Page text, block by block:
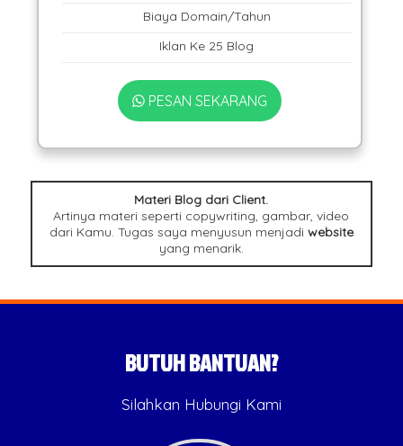
Biaya Domain/Tahun
Iklan Ke 25 Blog
PESAN SEKARANG
Materi Blog dari Client.
Artinya materi seperti copywriting, gambar, video
dari Kamu. Tugas saya menyusun menjadi website
yang menarik.
BUTUH BANTUAN?
Silahkan Hubungi Kami